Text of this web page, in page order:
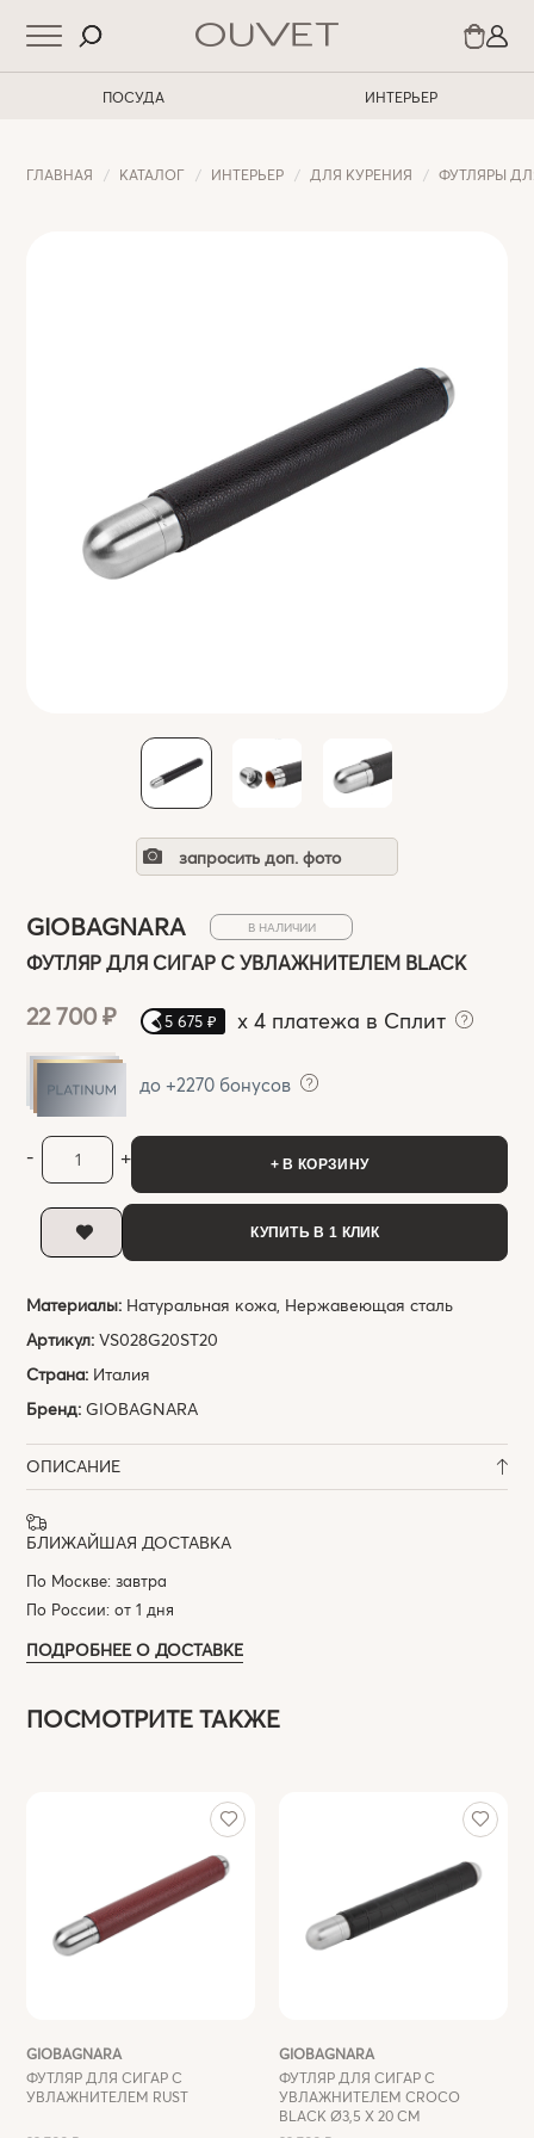
ПОСУДА ИНТЕРЬЕР
ГЛАВНАЯ КАТАЛОГ ИНТЕРЬЕР ДЛЯ КУРЕНИЯ ФУТЛЯРЫ
запросить доп. фото
GIOBAGNARA В НАЛИЧИИ
ФУТЛЯР ДЛЯ СИГАР C УВЛАЖНИТЕЛЕМ BLACK
22 700 ₽ 5 675 ₽ x 4 платежа в Сплит
до +2270 бонусов
- + + В КОРЗИНУ
КУПИТЬ В 1 КЛИК
Материалы: Натуральная кожа, Нержавеющая сталь
Артикул:VS028G20ST20
Страна: Италия
Бренд:GIOBAGNARA
ОПИСАНИЕ
БЛИЖАЙШАЯ ДОСТАВКА
По Москве: завтра
По России: от 1 дня
ПОДРОБНЕЕ О ДОСТАВКЕ
ПОСМОТРИТЕ ТАКЖЕ
GIOBAGNARA
ФУТЛЯР ДЛЯ СИГАР C
УВЛАЖНИТЕЛЕМ RUST
GIOBAGNARA
ФУТЛЯР ДЛЯ СИГАР C
УВЛАЖНИТЕЛЕМ CROCO
BLACK Ø3,5 X 20 СМ